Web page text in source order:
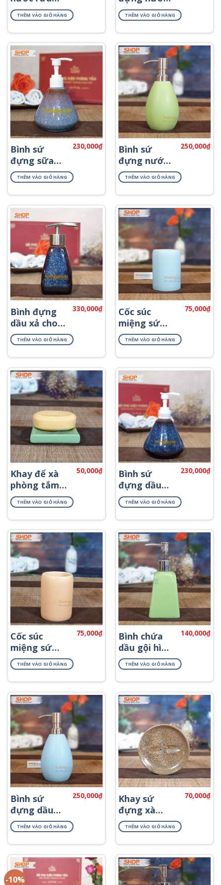
tay khách
sạn PKNT-
60
THÊM VÀO GIỎ HÀNG
rửa tay
PKNT-17
THÊM VÀO GIỎ HÀNG
Bình sứ
đựng sữa
tắm khách
sạn PKNT-
59
230,000₫
THÊM VÀO GIỎ HÀNG
Bình sứ
đựng nước
rửa tay
PKNT-19
250,000₫
THÊM VÀO GIỎ HÀNG
Bình đựng
dầu xả cho
khách sạn
PKNT-62
330,000₫
THÊM VÀO GIỎ HÀNG
Cốc súc
miệng sứ
Bát Tràng
PKNT-09
75,000₫
THÊM VÀO GIỎ HÀNG
Khay để xà
phòng tắm
đẹp PKNT-32
50,000₫
THÊM VÀO GIỎ HÀNG
Bình sứ
đựng dầu
xả cao cấp
PKNT-53
230,000₫
THÊM VÀO GIỎ HÀNG
Cốc súc
miệng sứ
Bát Tràng
PKNT-07
75,000₫
THÊM VÀO GIỎ HÀNG
Bình chứa
dầu gội hình
thang
PKNT-41
140,000₫
THÊM VÀO GIỎ HÀNG
Bình sứ
đựng dầu
gội sữa tắm
PKNT-16
250,000₫
THÊM VÀO GIỎ HÀNG
Khay sứ
đựng xà
bông tắm
PKNT-27
70,000₫
THÊM VÀO GIỎ HÀNG
-10%